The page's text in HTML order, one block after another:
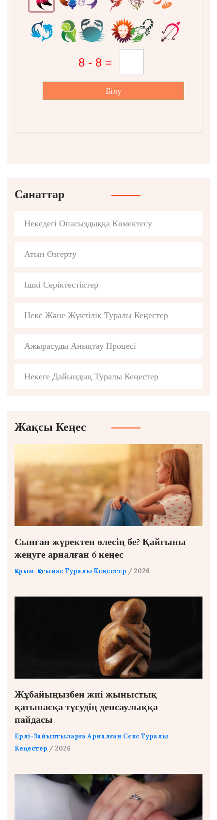
Білу
Санаттар
Некедегі Опасыздыққа Көмектесу
Атын Өзгерту
Ішкі Серіктестіктер
Неке Және Жүктілік Туралы Кеңестер
Ажырасуды Анықтау Процесі
Некеге Дайындық Туралы Кеңестер
Жақсы Кеңес
Сынған жүректен өлесің бе? Қайғыны
жеңуге арналған 6 кеңес
Қарым-Қатынас Туралы Кеңестер / 2026
Жұбайыңызбен жиі жыныстық
қатынасқа түсудің денсаулыққа
пайдасы
Ерлі-Зайыптыларға Арналған Секс Туралы
Кеңестер / 2026